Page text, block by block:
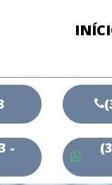
-